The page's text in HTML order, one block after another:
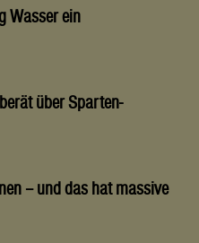
Wasser ein
über Sparten-
– und das hat massive